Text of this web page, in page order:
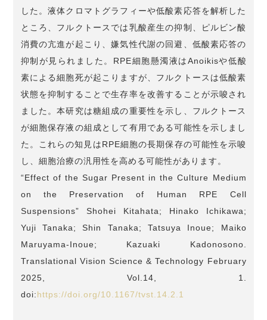
した。液体クロマトグラフィーや低酸素応答を解析した
ところ、フルクトースでは乳酸産生の抑制、ピルビン酸
消費の亢進が起こり、嫌気性代謝の回避、低酸素応答の
抑制が見られました。RPE細胞懸濁液はAnoikisや低酸
素による細胞死が起こりますが、フルクトースは低酸素
状態を抑制することで生存率を改善することが示唆され
ました。本研究は糖組成の重要性を示し、フルクトース
が細胞保存液の組成として有用である可能性を示しまし
た。これらの知見はRPE細胞の長期保存の可能性を示唆
し、細胞治療の汎用性を高める可能性があります。
“Effect of the Sugar Present in the Culture Medium
on the Preservation of Human RPE Cell
Suspensions” Shohei Kitahata; Hinako Ichikawa;
Yuji Tanaka; Shin Tanaka; Tatsuya Inoue; Maiko
Maruyama-Inoue; Kazuaki Kadonosono.
Translational Vision Science & Technology February
2025, Vol.14, 1.
doi:https://doi.org/10.1167/tvst.14.2.1